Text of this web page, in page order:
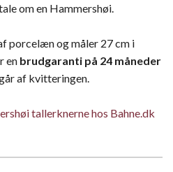
om en Hammershøi.
porcelæn og måler 27 cm i
en brudgaranti på 24 måneder
af kvitteringen.
tallerknerne hos Bahne.dk